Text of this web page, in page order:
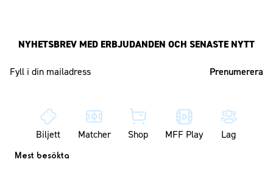
NYHETSBREV MED ERBJUDANDEN OCH SENASTE NYTT
Biljett Matcher Shop MFF Play Lag
Mest besökta